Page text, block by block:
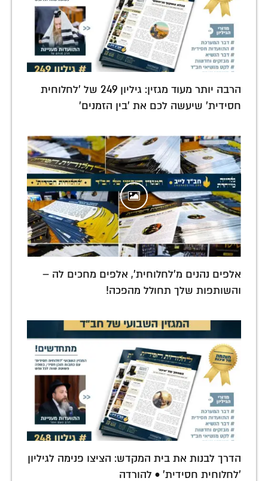
הרבה יותר מעוד מגזין: גיליון 249 של 'לחלוחית
חסידית' שיעשה לכם את 'בין הזמנים'
אלפים נהנים מ'לחלוחית', אלפים מחכים לה –
והשותפות שלך תחולל מהפכה!
הדרך לבנות את בית המקדש: הציצו פנימה לגיליון
'לחלוחית חסידית' • להורדה